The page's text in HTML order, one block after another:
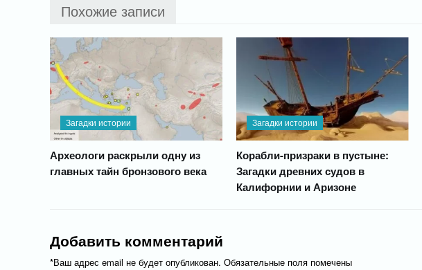
Похожие записи
Загадки истории
Археологи раскрыли одну из
главных тайн бронзового века
Загадки истории
Корабли-призраки в пустыне:
Загадки древних судов в
Калифорнии и Аризоне
Добавить комментарий
Ваш адрес email не будет опубликован. Обязательные поля помечены
*